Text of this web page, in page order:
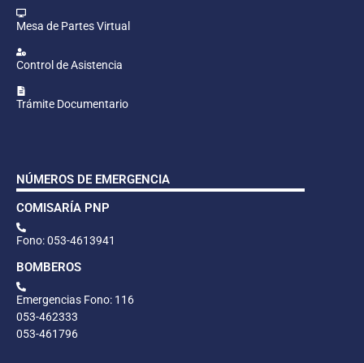
Mesa de Partes Virtual
Control de Asistencia
Trámite Documentario
NÚMEROS DE EMERGENCIA
COMISARÍA PNP
Fono: 053-4613941
BOMBEROS
Emergencias Fono: 116
053-462333
053-461796